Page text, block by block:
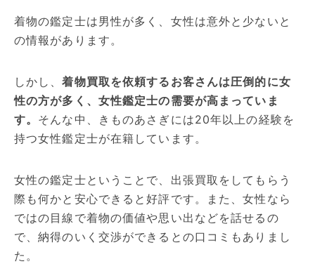
着物の鑑定士は男性が多く、女性は意外と少ないと
の情報があります。
しかし、着物買取を依頼するお客さんは圧倒的に女
性の方が多く、女性鑑定士の需要が高まっていま
す。 そんな中、きものあさぎには20年以上の経験を
持つ女性鑑定士が在籍しています。
女性の鑑定士ということで、出張買取をしてもらう
際も何かと安心できると好評です。また、女性なら
ではの目線で着物の価値や思い出などを話せるの
で、納得のいく交渉ができるとの口コミもありまし
た。